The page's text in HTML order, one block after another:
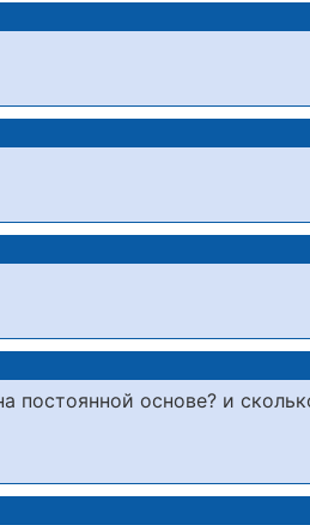
постоянной основе? и